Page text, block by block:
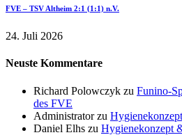
FVE – TSV Altheim 2:1 (1:1) n.V.
24. Juli 2026
Neuste Kommentare
Richard Polowczyk zu Funino-
des FVE
Administratorzu
Daniel Elhs zu Hygienekonzept